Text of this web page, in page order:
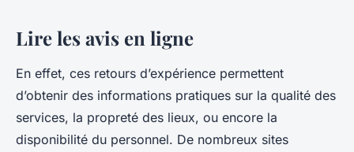
Lire les avis en ligne
En effet, ces retours d’expérience permettent
d’obtenir des informations pratiques sur la qualité des
services, la propreté des lieux, ou encore la
disponibilité du personnel. De nombreux sites